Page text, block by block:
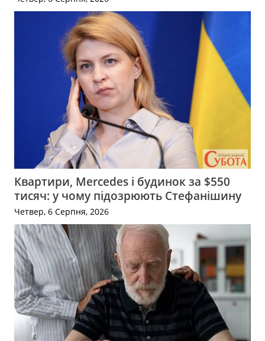
Квартири, Mercedes і будинок за $550
тисяч: у чому підозрюють Стефанішину
Четвер, 6 Серпня, 2026